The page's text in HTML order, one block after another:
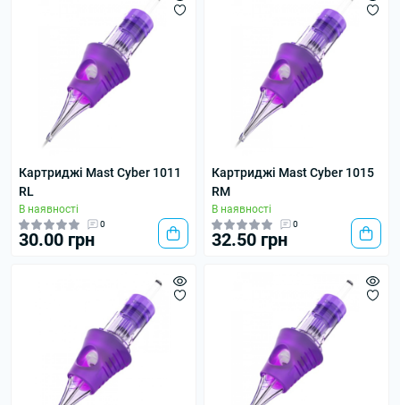
Картриджі Mast Cyber 1011
RL
В наявності
0
30.00 грн
Картриджі Mast Cyber 1015
RM
В наявності
0
32.50 грн